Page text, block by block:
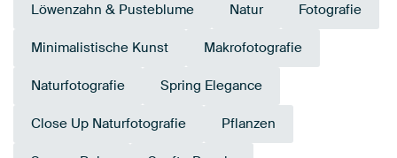
Löwenzahn & Pusteblume Natur Fotografie
Minimalistische Kunst Makrofotografie
Naturfotografie Spring Elegance
Close Up Naturfotografie Pflanzen